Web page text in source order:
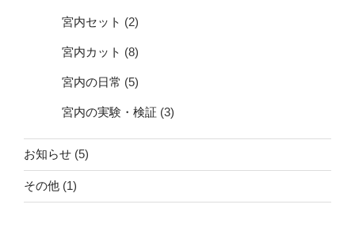
宮内セット (2)
宮内カット (8)
宮内の日常 (5)
宮内の実験・検証 (3)
お知らせ (5)
その他 (1)